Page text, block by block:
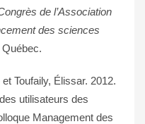
de l’Association
des sciences
Toufaily, Élissar. 2012.
utilisateurs des
Management des